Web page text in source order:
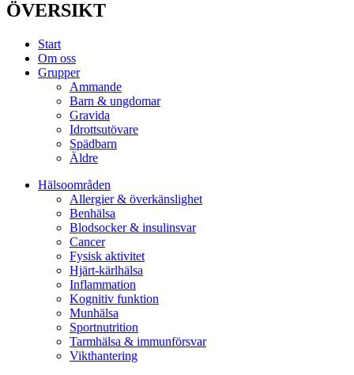
ÖVERSIKT
Start
Om oss
Grupper
Ammande
Barn & ungdomar
Gravida
Idrottsutövare
Spädbarn
Äldre
Hälsoområden
Allergier & överkänslighet
Benhälsa
Blodsocker & insulinsvar
Cancer
Fysisk aktivitet
Hjärt-kärlhälsa
Inflammation
Kognitiv funktion
Munhälsa
Sportnutrition
Tarmhälsa & immunförsvar
Vikthantering